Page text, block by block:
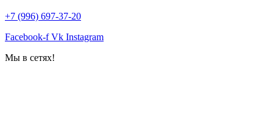
+7 (996) 697-37-20
Facebook-f Vk Instagram
Мы в сетях!